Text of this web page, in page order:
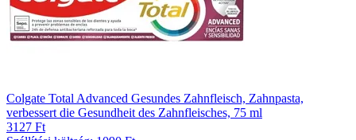
Colgate Total Advanced Gesundes Zahnfleisch, Zahnpasta,
verbessert die Gesundheit des Zahnfleisches, 75 ml
3127 Ft